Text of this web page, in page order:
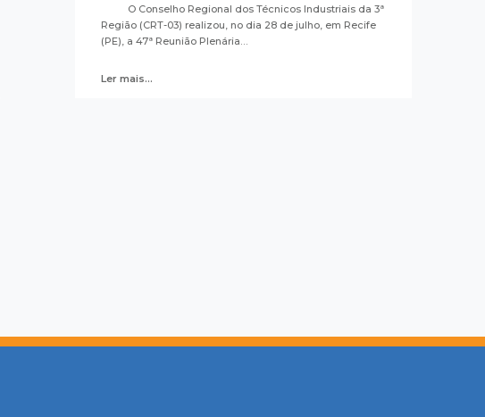
O Conselho Regional dos Técnicos Industriais da 3ª
Região (CRT-03) realizou, no dia 28 de julho, em Recife
(PE), a 47ª Reunião Plenária…
Ler mais...